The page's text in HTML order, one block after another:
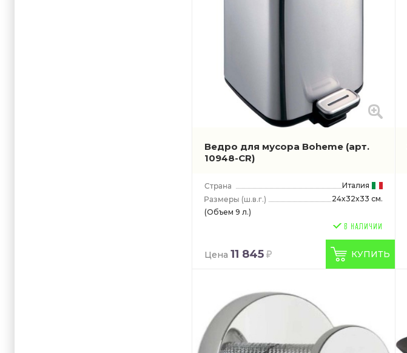
Ведро для мусора Boheme (арт.
10948-CR)
Италия
(ш.в.г.)
24x32x33 см.
(Объем 9 л.)
Цена 11 845 КУПИТЬ